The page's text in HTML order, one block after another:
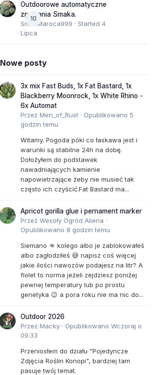
10
Outdoorowe automatyczne
zmagania Smaka.
SmakMaroca999 · Started 4
Lipca
Nowe posty
3x mix Fast Buds, 1x Fat Bastard, 1x
Blackberry Moonrock, 1x White Rhino -
6x Automat
Przez Men_of_Rust · Opublikowano 5
godzin temu
Witamy. Pogoda póki co łaskawa jest i
warunki są stabilne 24h na dobę.
Dołożyłem do podstawek
nawadniających kamienie
napowietrzające żeby nie musieć tak
często ich czyścić.Fat Bastard ma...
Apricot gorilla glue i pernament marker
Przez Wesoły Ogród Aliena ·
Opublikowano 8 godzin temu
Siemano 👊 kolego albo je zablokowałeś
albo zagłodziłeś 😅 napisz coś więcej
jakie ilości nawozów podajesz na litr? A
fiolet to norma jeżeli zejdziesz poniżej
pewnej temperatury lub po prostu
genetyka 😉 a pora roku nie ma nic do...
Outdoor 2026
Przez Macky · Opublikowano Wczoraj o
09:33
Przeniosłem do działu "Pojedyncze
Zdjęcia Roślin Konopi", bardziej tam
pasuje twój temat.